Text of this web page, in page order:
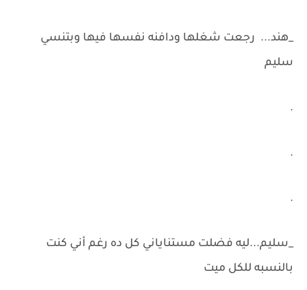
_هند... رجعت شغلها ودافنه نفسها فيها وبتنسي
سليم
.
.
.
_سليم...ليه فضلت مستناياني كل ده رغم أني كنت
بالنسبه للكل ميت